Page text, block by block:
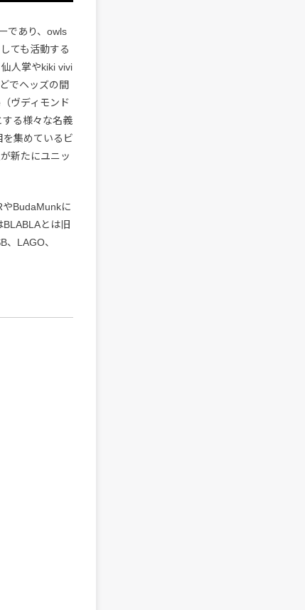
であり、owls
ても活動する
人掌やkiki vivi
でヘッズの間
ヴディモンド
する様々な名義
を集めているビ
新たにユニッ
やBudaMunkに
とは旧
LAGO、